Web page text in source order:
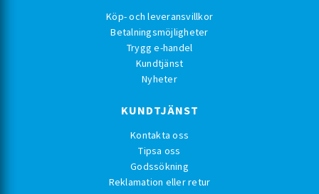
Köp- och leveransvillkor
Betalningsmöjligheter
Trygg e-handel
Kundtjänst
Nyheter
KUNDTJÄNST
Kontakta oss
Tipsa oss
Godssökning
Reklamation eller retur